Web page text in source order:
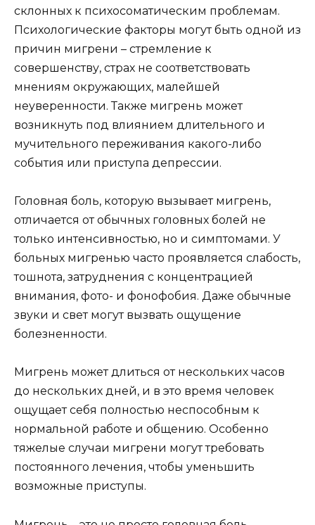
склонных к психосоматическим проблемам.
Психологические факторы могут быть одной из
причин мигрени – стремление к
совершенству, страх не соответствовать
мнениям окружающих, малейшей
неуверенности. Также мигрень может
возникнуть под влиянием длительного и
мучительного переживания какого-либо
события или приступа депрессии.
Головная боль, которую вызывает мигрень,
отличается от обычных головных болей не
только интенсивностью, но и симптомами. У
больных мигренью часто проявляется слабость,
тошнота, затруднения с концентрацией
внимания, фото- и фонофобия. Даже обычные
звуки и свет могут вызвать ощущение
болезненности.
Мигрень может длиться от нескольких часов
до нескольких дней, и в это время человек
ощущает себя полностью неспособным к
нормальной работе и общению. Особенно
тяжелые случаи мигрени могут требовать
постоянного лечения, чтобы уменьшить
возможные приступы.